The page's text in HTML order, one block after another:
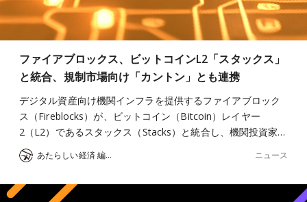
ファイアブロックス、ビットコインL2「スタックス」
と統合、規制市場向け「カントン」とも連携
デジタル資産向け機関インフラを提供するファイアブロック
ス（Fireblocks）が、ビットコイン（Bitcoin）レイヤー
2（L2）であるスタックス（Stacks）と統合し、機関投資家…
あたらしい経済 編集部 ニュース